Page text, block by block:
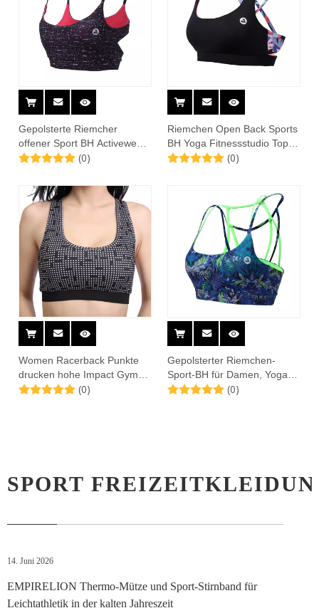
Gepolsterte Riemcher
offener Sport BH Activewear
Training für Frauen
(0)
Riemchen Open Back Sports
BH Yoga Fitnessstudio Tops
Aktivkleidung für Frauen für
(0)
Women Racerback Punkte
drucken hohe Impact Gym
BH BH
(0)
Gepolsterter Riemchen-
Sport-BH für Damen, Yoga-
Tops, Activewear,
(0)
SPORT
14. Juni 2026
EMPIRELION Thermo-Mütze und Sport-Stirnband für
Leichtathletik in der kalten Jahreszeit